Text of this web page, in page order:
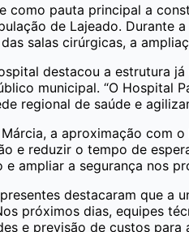
como pauta principal a
de Lajeado. Durante
salas cirúrgicas, a
destacou a estrutura
municipal. “O Hospital
regional de saúde e
a aproximação com
e reduzir o tempo de
e ampliar a segurança nos
destacaram que a
próximos dias, equipes
e previsão de custos para